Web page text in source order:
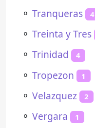
⚬ Tranqueras 4
⚬ Treinta y Tres
⚬ Trinidad 4
⚬ Tropezon 1
⚬ Velazquez 2
⚬ Vergara 1